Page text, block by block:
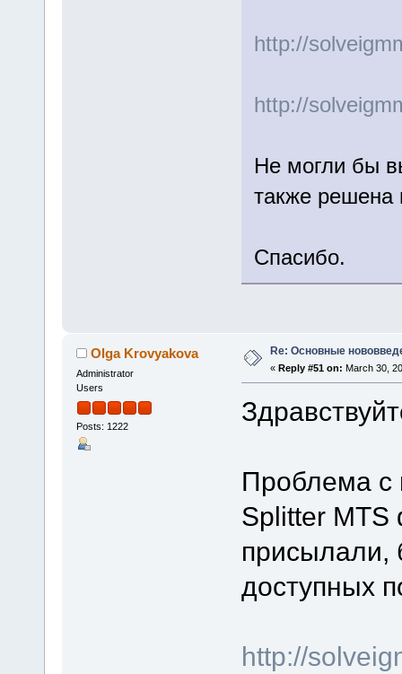
http://
http://
Не могли бы
также решена
Спасибо.
Olga Krovyakova
Administrator
Users
Posts: 1222
Re: Основные
« Reply #51 on: March 30,
Проблема с
Splitter
присылали,
доступных
http://